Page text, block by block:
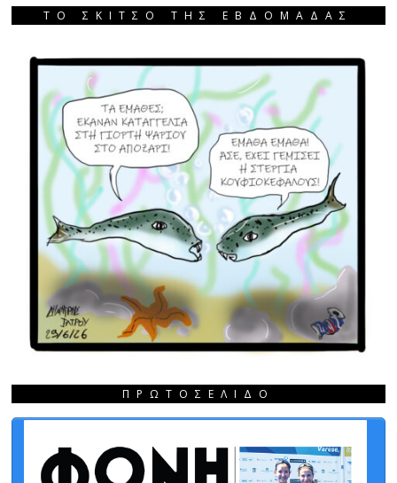
ΤΟ ΣΚΙΤΣΟ ΤΗΣ ΕΒΔΟΜΑΔΑΣ
ΠΡΩΤΟΣΈΛΙΔΟ